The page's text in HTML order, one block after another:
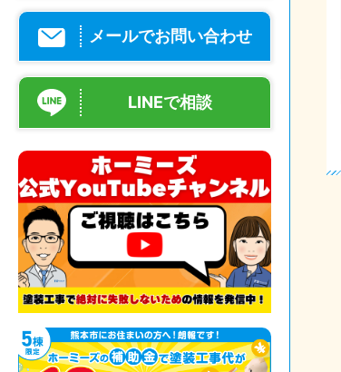
メールでお問い合わせ
LINEで相談